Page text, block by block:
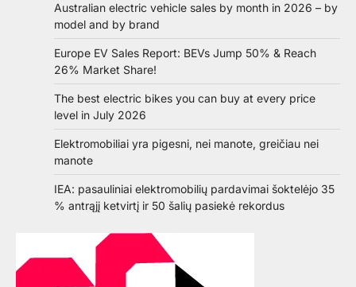
Australian electric vehicle sales by month in 2026 – by
model and by brand
Europe EV Sales Report: BEVs Jump 50% & Reach
26% Market Share!
The best electric bikes you can buy at every price
level in July 2026
Elektromobiliai yra pigesni, nei manote, greičiau nei
manote
IEA: pasauliniai elektromobilių pardavimai šoktelėjo 35
% antrąjį ketvirtį ir 50 šalių pasiekė rekordus